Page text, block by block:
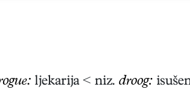
ljekarija < niz. droog: